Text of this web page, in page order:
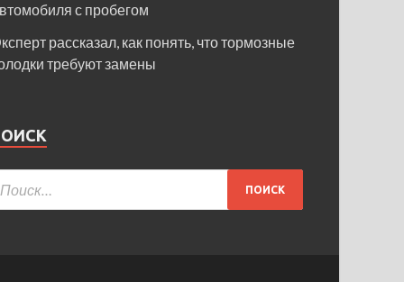
с пробегом
рассказал, как понять, что тормозные
требуют замены